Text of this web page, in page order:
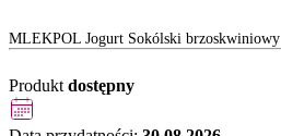
MLEKPOL Jogurt Sokólski brzoskwiniowy
Produkt dostępny